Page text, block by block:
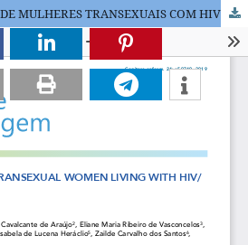
QUALIDADE DE VIDA DE MULHERES TRANSEXUAIS COM HIV/AIDS